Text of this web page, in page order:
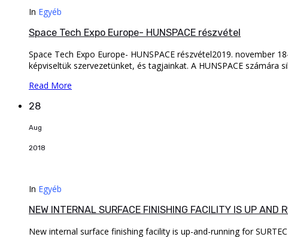
In Egyéb
Space Tech Expo Europe- HUNSPACE részvétel
Space Tech Expo Europe- HUNSPACE részvétel2019. november
képviseltük szervezetünket, és tagjainkat. A HUNSPACE
Read More
28
Aug
2018
In Egyéb
NEW INTERNAL SURFACE FINISHING FACILITY IS UP AND
New internal surface finishing facility is up-and-running for